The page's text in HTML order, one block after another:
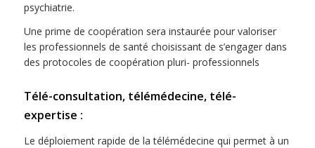
psychiatrie.
Une prime de coopération sera instaurée pour valoriser
les professionnels de santé choisissant de s’engager dans
des protocoles de coopération pluri- professionnels
Télé-consultation, télémédecine, télé-
expertise :
Le déploiement rapide de la télémédecine qui permet à un